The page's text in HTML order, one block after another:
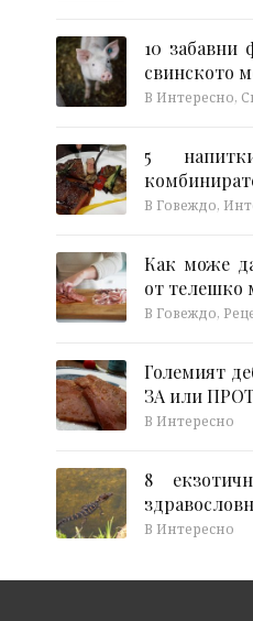
10 забавни
свинското
В Интересно,
5
В Говеждо,
Как може
от телешко
В Говеждо,
Големият
ЗА или
В Интересно
8
В Интересно